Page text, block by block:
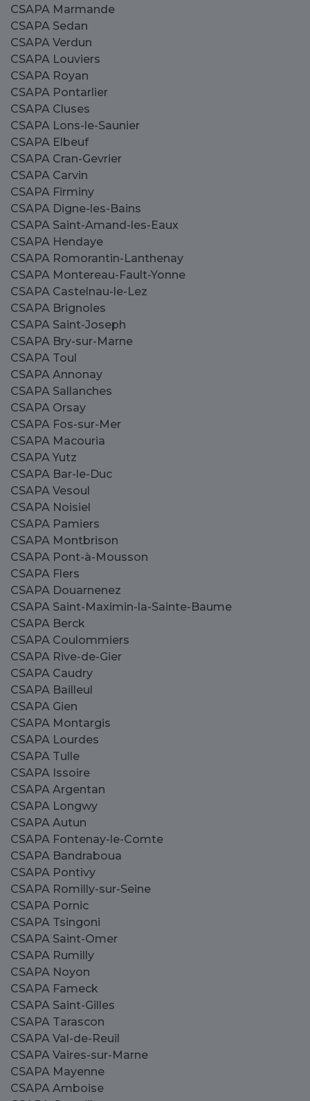
CSAPA Marmande
CSAPA Sedan
CSAPA Verdun
CSAPA Louviers
CSAPA Royan
CSAPA Pontarlier
CSAPA Cluses
CSAPA Lons-le-Saunier
CSAPA Elbeuf
CSAPA Cran-Gevrier
CSAPA Carvin
CSAPA Firminy
CSAPA Digne-les-Bains
CSAPA Saint-Amand-les-Eaux
CSAPA Hendaye
CSAPA Romorantin-Lanthenay
CSAPA Montereau-Fault-Yonne
CSAPA Castelnau-le-Lez
CSAPA Brignoles
CSAPA Saint-Joseph
CSAPA Bry-sur-Marne
CSAPA Toul
CSAPA Annonay
CSAPA Sallanches
CSAPA Orsay
CSAPA Fos-sur-Mer
CSAPA Macouria
CSAPA Yutz
CSAPA Bar-le-Duc
CSAPA Vesoul
CSAPA Noisiel
CSAPA Pamiers
CSAPA Montbrison
CSAPA Pont-à-Mousson
CSAPA Flers
CSAPA Douarnenez
CSAPA Saint-Maximin-la-Sainte-Baume
CSAPA Berck
CSAPA Coulommiers
CSAPA Rive-de-Gier
CSAPA Caudry
CSAPA Bailleul
CSAPA Gien
CSAPA Montargis
CSAPA Lourdes
CSAPA Tulle
CSAPA Issoire
CSAPA Argentan
CSAPA Longwy
CSAPA Autun
CSAPA Fontenay-le-Comte
CSAPA Bandraboua
CSAPA Pontivy
CSAPA Romilly-sur-Seine
CSAPA Pornic
CSAPA Tsingoni
CSAPA Saint-Omer
CSAPA Rumilly
CSAPA Noyon
CSAPA Fameck
CSAPA Saint-Gilles
CSAPA Tarascon
CSAPA Val-de-Reuil
CSAPA Vaires-sur-Marne
CSAPA Mayenne
CSAPA Amboise